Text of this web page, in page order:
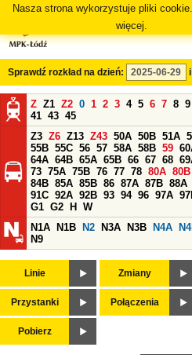
Nasza strona wykorzystuje pliki
więcej.
Sprawdź rozkład na dzień:
Z Z1 Z2 0 1 2 3 4 5 6 7 8 9
41 43 45
Z3 Z6 Z13 Z43 50A 50B 51A
55B 55C 56 57 58A 58B 59
64A 64B 65A 65B 66 67 68
73 75A 75B 76 77 78 80A 80B
84B 85A 85B 86 87A 87B 88A
91C 92A 92B 93 94 96 97A
G1 G2 H
W
N1A
N1B N2 N3A N3B N4A
N9
Linie Zmiany
Przystanki Połączenia
Pobierz